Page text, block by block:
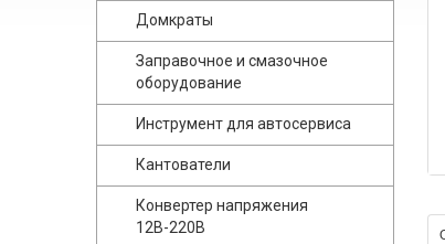
Домкраты
Заправочное и смазочное
оборудование
Инструмент для автосервиса
Кантователи
Конвертер напряжения
12В-220В